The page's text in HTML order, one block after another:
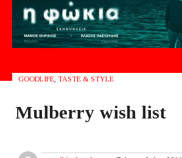
GOODLIFE TASTE & STYLE
Mulberry wish list